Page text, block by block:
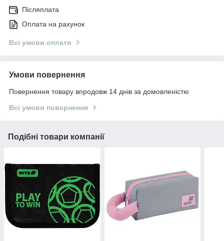
Післяплата
Оплата на рахунок
Всі умови оплати
Умови повернення
Повернення товару впродовж 14 днів за домовленістю
Всі умови повернення
Подібні товари компанії